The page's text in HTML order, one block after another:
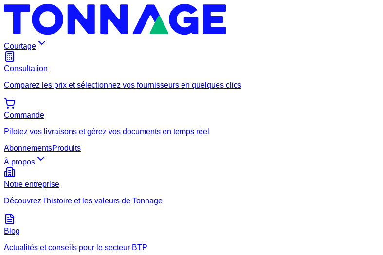
Courtage
Consultation
Comparez les prix et sélectionnez vos fournisseurs en quelques clics
Commande
Pilotez vos livraisons et gérez vos documents en temps réel
AbonnementsProduits
À propos
Notre entreprise
Découvrez l'histoire et les valeurs de Tonnage
Blog
Actualités et conseils pour le secteur BTP